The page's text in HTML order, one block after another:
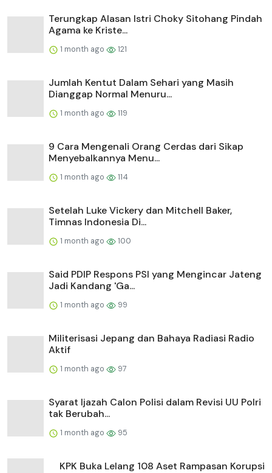
Terungkap Alasan Istri Choky Sitohang Pindah
Agama ke Kriste...
1 month ago 121
Jumlah Kentut Dalam Sehari yang Masih
Dianggap Normal Menuru...
1 month ago 119
9 Cara Mengenali Orang Cerdas dari Sikap
Menyebalkannya Menu...
1 month ago 114
Setelah Luke Vickery dan Mitchell Baker,
Timnas Indonesia Di...
1 month ago 100
Said PDIP Respons PSI yang Mengincar Jateng
Jadi Kandang 'Ga...
1 month ago 99
Militerisasi Jepang dan Bahaya Radiasi Radio
Aktif
1 month ago 97
Syarat Ijazah Calon Polisi dalam Revisi UU Polri
tak Berubah...
1 month ago 95
KPK Buka Lelang 108 Aset Rampasan Korupsi